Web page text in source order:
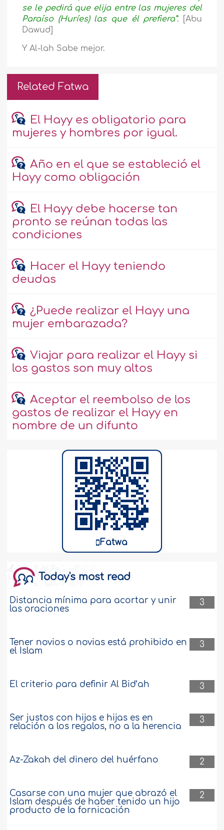
se le pedirá que elija entre las mujeres del
Paraíso (Huríes) las que él prefiera”. [Abu
Dawud]
Y Al-lah Sabe mejor.
Related Fatwa
El Hayy es obligatorio para
mujeres y hombres por igual.
Año en el que se estableció el
Hayy como obligación
El Hayy debe hacerse tan
pronto se reúnan todas las
condiciones
Hacer el Hayy teniendo
deudas
¿Puede realizar el Hayy una
mujer embarazada?
Viajar para realizar el Hayy si
los gastos son muy altos
Aceptar el reembolso de los
gastos de realizar el Hayy en
nombre de un difunto
Fatwa
Today's most read
3
Distancia mínima para acortar y unir
las oraciones
3
Tener novios o novias está prohibido en
el Islam
3
El criterio para definir Al Bid‘ah
3
Ser justos con hijos e hijas es en
relación a los regalos, no a la herencia
2
Az-Zakah del dinero del huérfano
2
Casarse con una mujer que abrazó el
Islam después de haber tenido un hijo
producto de la fornicación